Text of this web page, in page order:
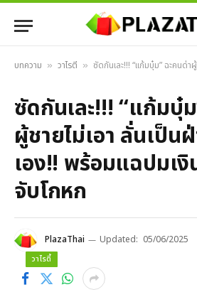
บทความ » วาไรตี้ » ซัดกันเละ!!! “แก้มบุ๋ม” ฉะคนด่าผู้ชายไม่เอา ลั่นเ
ซัดกันเละ!!! “แก้มบุ๋
ผู้ชายไม่เอา ลั่นเป็น
เอง!! พร้อมแฉปมเ
จับโกหก
PlazaThai Updated: 05/06/2025
วาไรตี้